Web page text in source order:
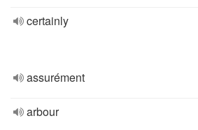
certainly
assurément
arbour